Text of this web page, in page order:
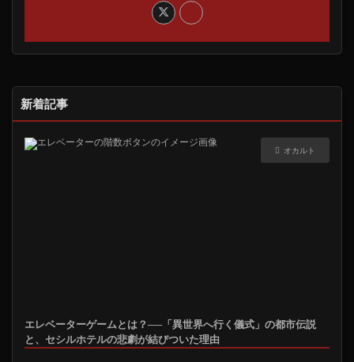
新着記事
オカルト
エレベーターゲームとは？──「異世界へ行く儀式」の都市伝説
と、セシルホテルの悲劇が結びついた理由